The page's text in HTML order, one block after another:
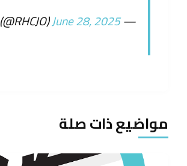
— RHC (@RHCJO)
June 28, 2025
مواضيع ذات صلة